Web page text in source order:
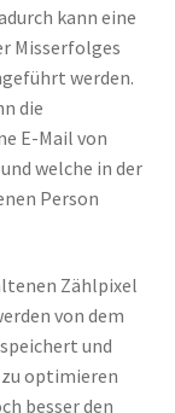
kann eine
Misserfolges
werden.
die
E-Mail von
welche in der
Person
Zählpixel
von dem
und
optimieren
besser den